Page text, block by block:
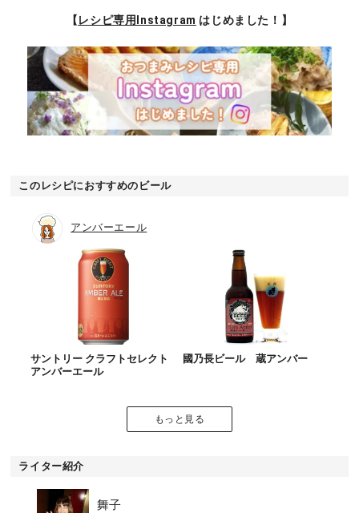
【レシピ専用Instagram はじめました！】
このレシピにおすすめのビール
アンバーエール
サントリー クラフトセレクト
アンバーエール
國乃長ビール 蔵アンバー
もっと見る
ライター紹介
舞子